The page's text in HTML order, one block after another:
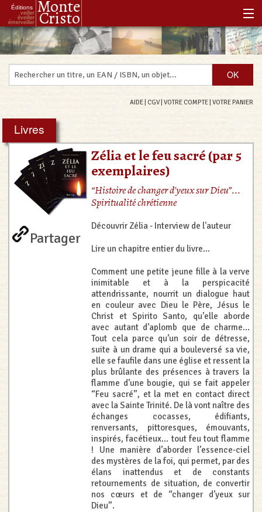
Éditions Monte
Cristo
veiller
éveiller
émerveiller
Accueil
Notre histoire
Notre boutique
Les Réenchanteurs Associés
AIDE CGV| VOTRE COMPTE VOTRE PANIER
Livres
Partager
Zélia et le feu sacré (par 5
exemplaires)
“Histoire de changer d'yeux sur Dieu”...
Spiritualité chrétienne
Découvrir Zélia - Interview de l'auteur
Lire un chapitre entier du livre...
Comment une petite jeune fille à la verve
inimitable et à la perspicacité
attendrissante, nourrit un dialogue haut
en couleur avec Dieu le Père, Jésus le
Christ et Spirito Santo, qu’elle aborde
avec autant d’aplomb que de charme...
Tout cela parce qu’un soir de détresse,
suite à un drame qui a bouleversé sa vie,
elle se faufile dans une église et ressent la
plus brûlante des présences à travers la
flamme d’une bougie, qui se fait appeler
“Feu sacré”, et la met en contact direct
avec la Sainte Trinité. De là vont naître des
échanges cocasses, édifiants,
renversants, pittoresques, émouvants,
inspirés, facétieux... tout feu tout flamme
! Une manière d’aborder l’essence-ciel
des mystères de la foi, qui permet, par des
élans inattendus et de constants
retournements de situation, de convertir
nos cœurs et de “changer d’yeux sur
Dieu”.